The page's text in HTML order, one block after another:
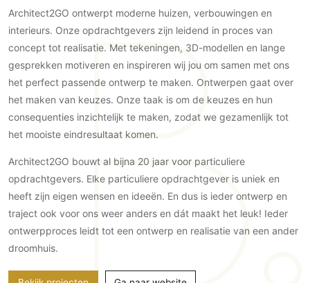
Ramen en deuren
Binnendeuren
Aluminium deuren
Houten deuren
Stalen deuren
Systeemwanden
Raambeslag
Meubelbeslag
Vloer
Vloeren
PVC vloeren
Stucwerk
Schilderwerk buiten
Horeca
Kantoor
Architect2GO ontwerpt moderne huizen, verbouwingen en
interieurs. Onze opdrachtgevers zijn leidend in proces van
concept tot realisatie. Met tekeningen, 3D-modellen en lange
gesprekken motiveren en inspireren wij jou om samen met ons
het perfect passende ontwerp te maken. Ontwerpen gaat over
het maken van keuzes. Onze taak is om de keuzes en hun
consequenties inzichtelijk te maken, zodat we gezamenlijk tot
het mooiste eindresultaat komen.
Architect2GO bouwt al bijna 20 jaar voor particuliere
opdrachtgevers. Elke particuliere opdrachtgever is uniek en
heeft zijn eigen wensen en ideeën. En dus is ieder ontwerp en
traject ook voor ons weer anders en dát maakt het leuk! Ieder
ontwerpproces leidt tot een ontwerp en realisatie van een ander
droomhuis.